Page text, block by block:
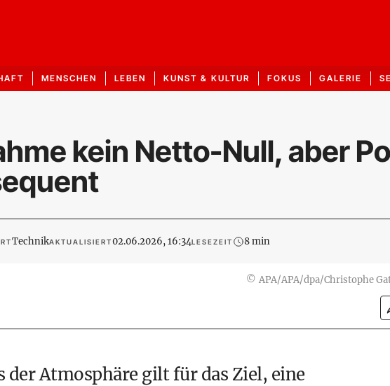
MENSCHEN LEBEN KUNST & KULTUR FOKUS GALERIE
kein Netto-Null, aber
TechnikAKTUALISIERT02.06.2026, 16:34LESEZEIT 8 min
© APA/APA/dpa/Christophe
der Atmosphäre gilt für das Ziel, eine